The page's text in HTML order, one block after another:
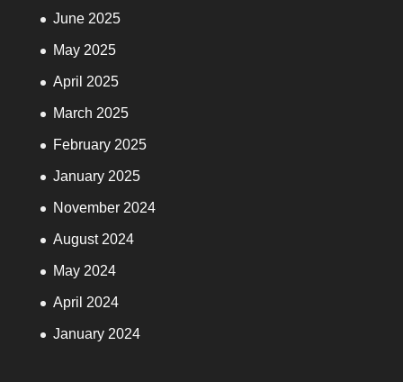
June 2025
May 2025
April 2025
March 2025
February 2025
January 2025
November 2024
August 2024
May 2024
April 2024
January 2024